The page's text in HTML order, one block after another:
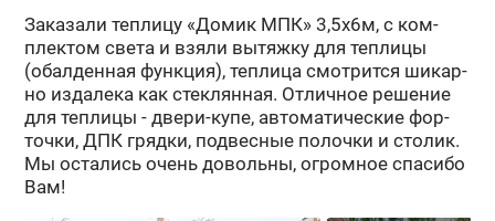
За­ка­за­ли теп­ли­цу «Домик МПК» 3,5х6м, с ком­
плек­том света и взяли вы­тяж­ку для теп­ли­цы
(обал­ден­ная функ­ция), теп­ли­ца смот­рит­ся ши­кар­
но из­да­ле­ка как стек­лян­ная. От­лич­ное ре­ше­ние
для теп­ли­цы - двери-​купе, ав­то­ма­ти­че­ские фор­
точ­ки, ДПК гряд­ки, под­вес­ные по­лоч­ки и сто­лик.
Мы оста­лись очень до­воль­ны, огром­ное спа­си­бо
Вам!